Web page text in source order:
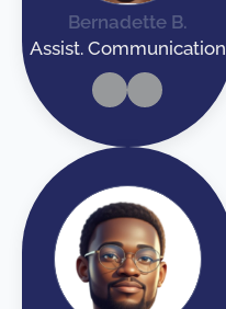
Bernadette B.
Assist. Communication